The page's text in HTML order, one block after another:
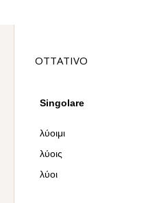
OTTATIVO
Singolare
λύοιμι
λύοις
λύοι